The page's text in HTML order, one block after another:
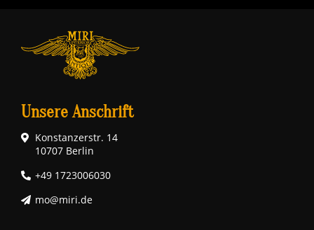
Unsere Anschrift
Konstanzerstr. 14
10707 Berlin
+49 1723006030
mo@miri.de